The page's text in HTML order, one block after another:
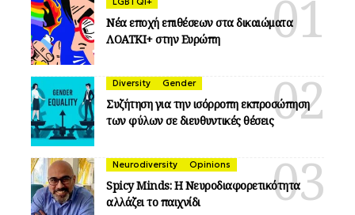
Νέα εποχή επιθέσεων στα δικαιώματα
ΛΟΑΤΚΙ+ στην Ευρώπη
Diversity Gender
Συζήτηση για την ισόρροπη εκπροσώπηση
των φύλων σε διευθυντικές θέσεις
Neurodiversity Opinions
Spicy Minds: Η Νευροδιαφορετικότητα
αλλάζει το παιχνίδι